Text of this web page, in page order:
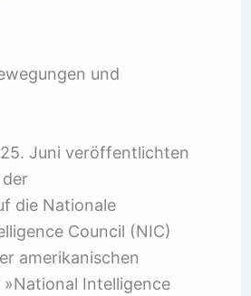
und
Juni veröffentlichten
die Nationale
Council (NIC)
amerikanischen
Intelligence